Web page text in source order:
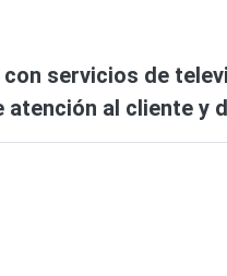
servicios de
al cliente y